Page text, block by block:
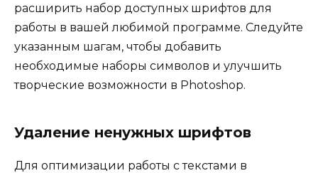
расширить набор доступных шрифтов для
работы в вашей любимой программе. Следуйте
указанным шагам, чтобы добавить
необходимые наборы символов и улучшить
творческие возможности в Photoshop.
Удаление ненужных шрифтов
Для оптимизации работы с текстами в